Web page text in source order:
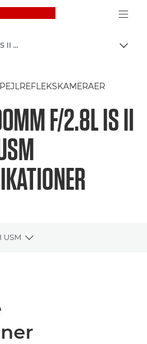
Canon Logo, back
Skift
Canon EF 300mm f/2.8L IS II USM-objektiv
F/2.8L IS II
USM
Toggle breadcrumbs